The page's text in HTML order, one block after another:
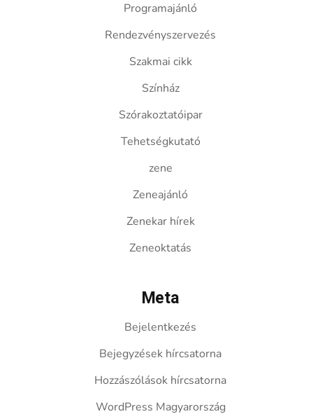
Programajánló
Rendezvényszervezés
Szakmai cikk
Színház
Szórakoztatóipar
Tehetségkutató
zene
Zeneajánló
Zenekar hírek
Zeneoktatás
Meta
Bejelentkezés
Bejegyzések hírcsatorna
Hozzászólások hírcsatorna
WordPress Magyarország